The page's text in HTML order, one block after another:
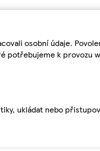
osobní údaje.
potřebujeme k provozu
ukládat nebo